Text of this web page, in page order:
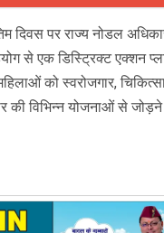
दिवस पर राज्य नोडल
से एक डिस्ट्रिक्ट एक्शन
को स्वरोजगार,
की विभिन्न योजनाओं से जोड़ने